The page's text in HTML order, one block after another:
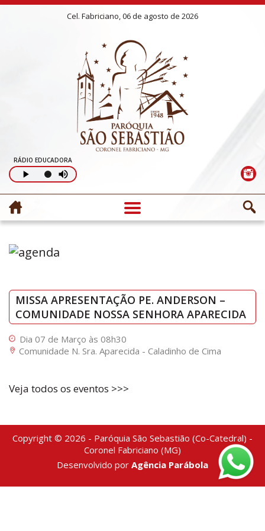
Cel. Fabriciano, 06 de agosto de 2026
RÁDIO EDUCADORA
MISSA APRESENTAÇÃO PE. ANDERSON –
COMUNIDADE NOSSA SENHORA APARECIDA
Dia 07 de Março às 08h30
Comunidade N. Sra. Aparecida - Caladinho de Cima
Veja todos os eventos >>>
Copyright © 2026 - Paróquia São Sebastião (Co-Catedral) -
Coronel Fabriciano (MG)
Desenvolvido por Agência Parábola